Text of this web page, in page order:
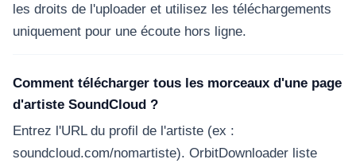
les droits de l'uploader et utilisez les téléchargements
uniquement pour une écoute hors ligne.
Comment télécharger tous les morceaux d'une page
d'artiste SoundCloud ?
Entrez l'URL du profil de l'artiste (ex :
soundcloud.com/nomartiste). OrbitDownloader liste